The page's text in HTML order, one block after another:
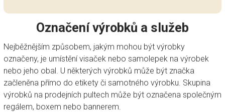
Označení výrobků a služeb
Nejběžnějším způsobem, jakým mohou být výrobky
označeny, je umístění visaček nebo samolepek na výrobek
nebo jeho obal. U některých výrobků může být značka
začleněna přímo do etikety či samotného výrobku. Skupina
výrobků na prodejních pultech může být označena společným
regálem, boxem nebo bannerem.